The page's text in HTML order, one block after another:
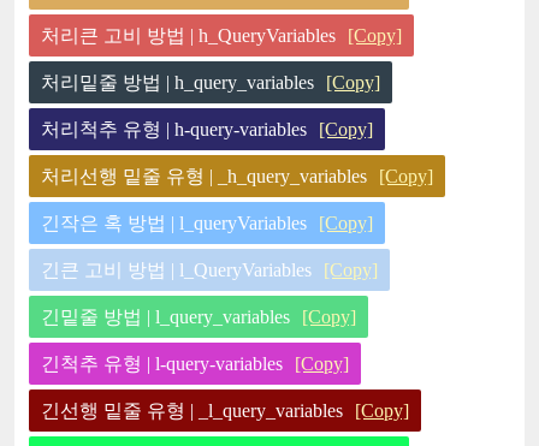
처리큰 고비 방법 | h_QueryVariables [Copy]
처리밑줄 방법 | h_query_variables [Copy]
처리척추 유형 | h-query-variables [Copy]
처리선행 밑줄 유형 | _h_query_variables [Copy]
긴작은 혹 방법 | l_queryVariables [Copy]
긴큰 고비 방법 | l_QueryVariables [Copy]
긴밑줄 방법 | l_query_variables [Copy]
긴척추 유형 | l-query-variables [Copy]
긴선행 밑줄 유형 | _l_query_variables [Copy]